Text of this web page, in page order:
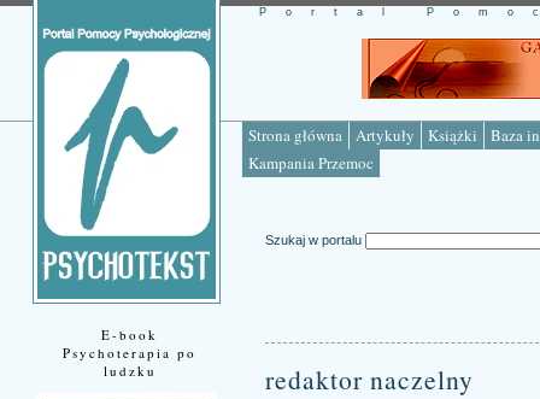
Strona główna Artykuły Książki
Baza
Kampania Przemoc
Portal
E-book
Psychoterapia po
ludzku
Szukaj w portalu
redaktor naczelny